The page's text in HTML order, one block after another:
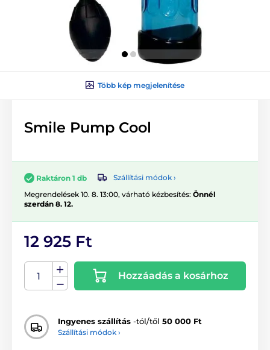
Több kép megjelenítése
Smile Pump Cool
Raktáron 1 db
Szállítási módok ›
Megrendelések 10. 8. 13:00, várható kézbesítés: Önnél
szerdán 8. 12.
12 925 Ft
Hozzáadás a kosárhoz
Ingyenes szállítás -tól/től 50 000 Ft
Szállítási módok ›